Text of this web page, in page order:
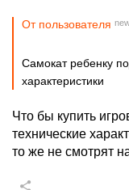
От пользователя
Самокат ребенку
характеристики
Что бы купить
технические
то же не смотрят